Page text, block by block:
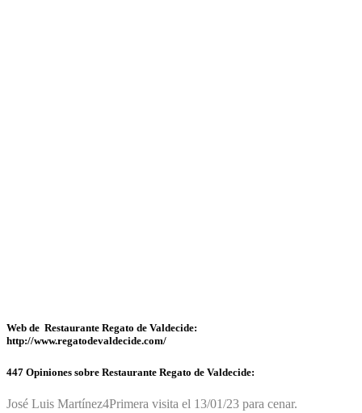
Web de Restaurante Regato de Valdecide:
http://www.regatodevaldecide.com/
447 Opiniones sobre Restaurante Regato de Valdecide:
José Luis Martínez4Primera visita el 13/01/23 para cenar.